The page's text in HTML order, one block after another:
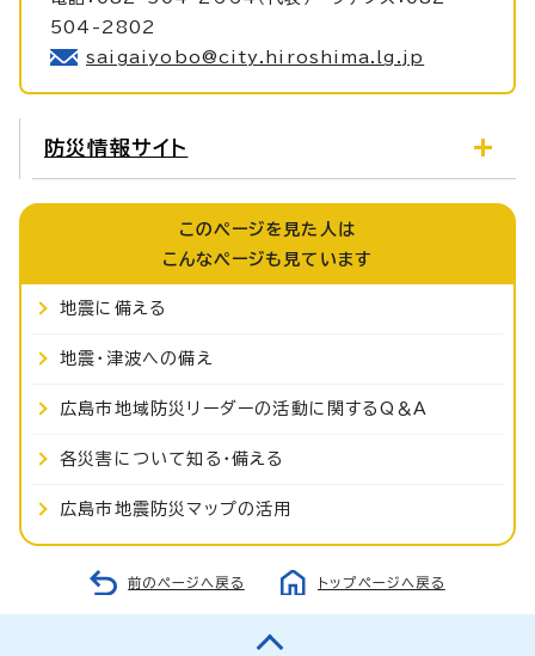
504-2802
saigaiyobo@city.hiroshima.lg.jp
防災情報サイト
このページを見た人は
こんなページも見ています
地震に備える
地震・津波への備え
広島市地域防災リーダーの活動に関するQ＆A
各災害について知る・備える
広島市地震防災マップの活用
前のページへ戻る トップページへ戻る